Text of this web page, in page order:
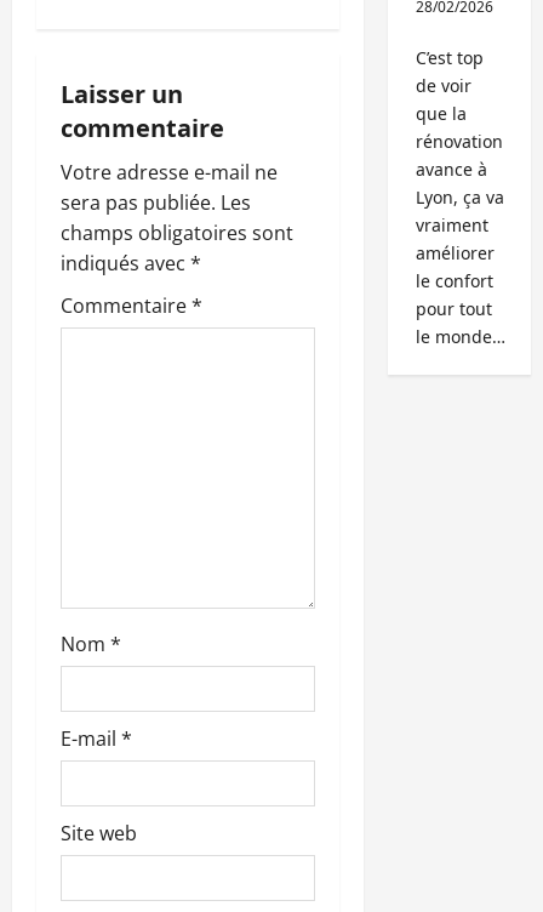
t
i
o
n
d
’
l
Laisser un
commentaire
Votre adresse e-mail ne
sera pas publiée. Les
champs obligatoires sont
indiqués avec *
Commentaire*
Nom *
E-mail *
Site web
28/02/2026
C’est top
de voir
que la
rénovation
avance à
Lyon, ça va
vraiment
améliorer
le confort
pour tout
le monde…